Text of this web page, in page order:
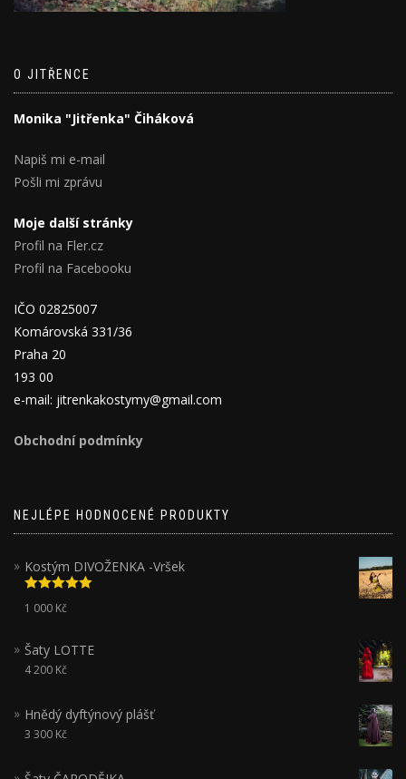
O JITŘENCE
Monika "Jitřenka" Čiháková
Napiš mi e-mail
Pošli mi zprávu
Moje další stránky
Profil na Fler.cz
Profil na Facebooku
IČO 02825007
Komárovská 331/36
Praha 20
193 00
e-mail: jitrenkakostymy@gmail.com
Obchodní podmínky
NEJLÉPE HODNOCENÉ PRODUKTY
Kostým DIVOŽENKA -Vršek
Hodnocení
5.00z 5
1 000 Kč
Šaty LOTTE
4 200 Kč
Hnědý dyftýnový plášť
3 300 Kč